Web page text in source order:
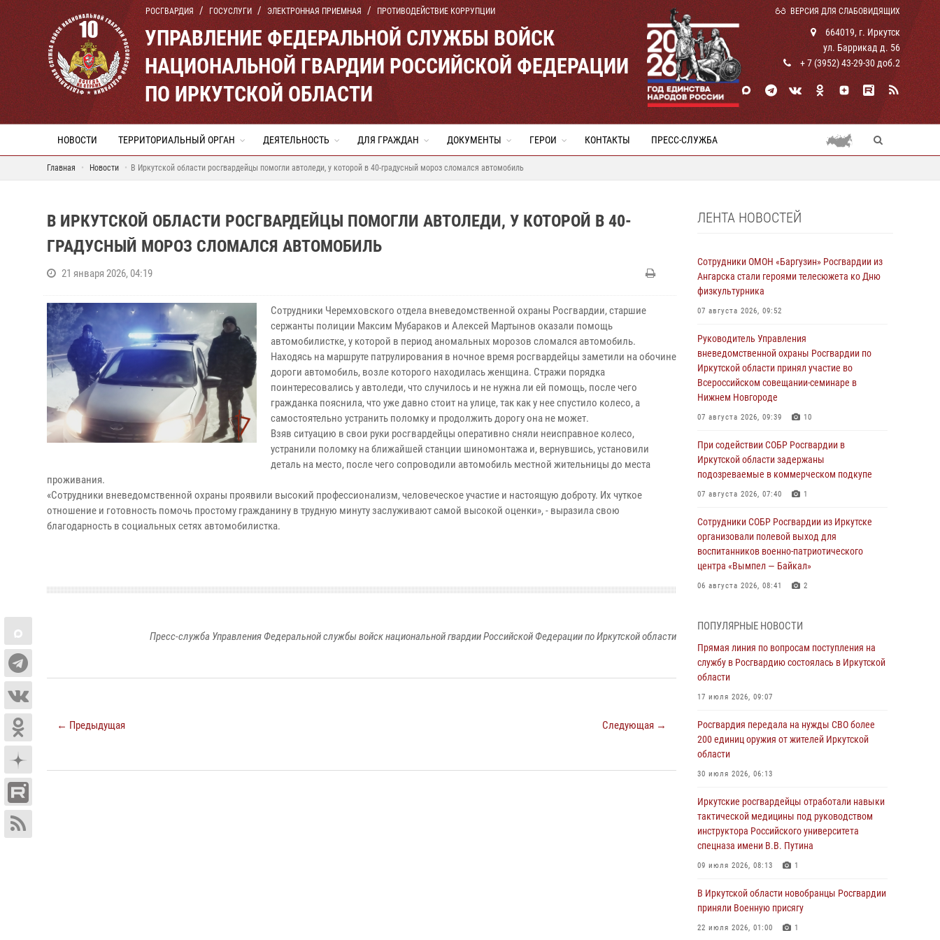
РОСГВАРДИЯ ГОСУСЛУГИ ЭЛЕКТРОННАЯ ПРИЕМНАЯ ПРОТИВОДЕЙСТВИЕ КОРРУПЦИИ ВЕРСИЯ ДЛЯ СЛАБОВИДЯЩИХ
УПРАВЛЕНИЕ ФЕДЕРАЛЬНОЙ СЛУЖБЫ ВОЙСК
НАЦИОНАЛЬНОЙ ГВАРДИИ РОССИЙСКОЙ ФЕДЕРАЦИИ
ПО ИРКУТСКОЙ ОБЛАСТИ
664019, г. Иркутск
ул. Баррикад д. 56
+ 7 (3952) 43-29-30 доб.2
НОВОСТИ ТЕРРИТОРИАЛЬНЫЙ ОРГАН ДЕЯТЕЛЬНОСТЬ ДЛЯ ГРАЖДАН ДОКУМЕНТЫ ГЕРОИ КОНТАКТЫ ПРЕСС-СЛУЖБА
Главная Новости В Иркутской области росгвардейцы помогли автоледи, у которой в 40-градусный мороз сломался автомобиль
В ИРКУТСКОЙ ОБЛАСТИ РОСГВАРДЕЙЦЫ ПОМОГЛИ АВТОЛЕДИ, У КОТОРОЙ В 40-
ГРАДУСНЫЙ МОРОЗ СЛОМАЛСЯ АВТОМОБИЛЬ
21 января 2026, 04:19
Сотрудники Черемховского отдела вневедомственной охраны Росгвардии, старшие
сержанты полиции Максим Мубараков и Алексей Мартынов оказали помощь
автомобилистке, у которой в период аномальных морозов сломался автомобиль.
Находясь на маршруте патрулирования в ночное время росгвардейцы заметили на обочине
дороги автомобиль, возле которого находилась женщина. Стражи порядка
поинтересовались у автоледи, что случилось и не нужна ли ей помощь, после чего
гражданка пояснила, что уже давно стоит на улице, так как у нее спустило колесо, а
самостоятельно устранить поломку и продолжить дорогу она не может.
Взяв ситуацию в свои руки росгвардейцы оперативно сняли неисправное колесо,
устранили поломку на ближайшей станции шиномонтажа и, вернувшись, установили
деталь на место, после чего сопроводили автомобиль местной жительницы до места
проживания.
«Сотрудники вневедомственной охраны проявили высокий профессионализм, человеческое участие и настоящую доброту. Их чуткое
отношение и готовность помочь простому гражданину в трудную минуту заслуживают самой высокой оценки», - выразила свою
благодарность в социальных сетях автомобилистка.
Пресс-служба Управления Федеральной службы войск национальной гвардии Российской Федерации по Иркутской области
← Предыдущая Следующая →
ЛЕНТА НОВОСТЕЙ
Сотрудники ОМОН «Баргузин» Росгвардии из
Ангарска стали героями телесюжета ко Дню
физкультурника
07 августа 2026, 09:52
Руководитель Управления
вневедомственной охраны Росгвардии по
Иркутской области принял участие во
Всероссийском совещании-семинаре в
Нижнем Новгороде
07 августа 2026, 09:39 10
При содействии СОБР Росгвардии в
Иркутской области задержаны
подозреваемые в коммерческом подкупе
07 августа 2026, 07:40 1
Сотрудники СОБР Росгвардии из Иркутске
организовали полевой выход для
воспитанников военно-патриотического
центра «Вымпел — Байкал»
06 августа 2026, 08:41 2
Росгвардии по Иркутской области по самбо
05 августа 2026, 07:44 4
Военнослужащий Росгвардии из Иркутска
а не казаться»
04 августа 2026, 07:14 3
03 августа 2026, 04:55
Росгвардия обеспечила безопасность
мероприятий, посвященных Дню Воздушно-
десантных войск в Иркутской области
Росгвардейцы из Братска присоединились к
донорской акции «От сердца к сердцу»
ПОПУЛЯРНЫЕ НОВОСТИ
Прямая линия по вопросам поступления на
службу в Росгвардию состоялась в Иркутской
области
17 июля 2026, 09:07
Росгвардия передала на нужды СВО более
200 единиц оружия от жителей Иркутской
области
30 июля 2026, 06:13
Иркутские росгвардейцы отработали навыки
тактической медицины под руководством
инструктора Российского университета
спецназа имени В.В. Путина
09 июля 2026, 08:13 1
В Иркутской области новобранцы Росгвардии
приняли Военную присягу
22 июля 2026, 01:00 1